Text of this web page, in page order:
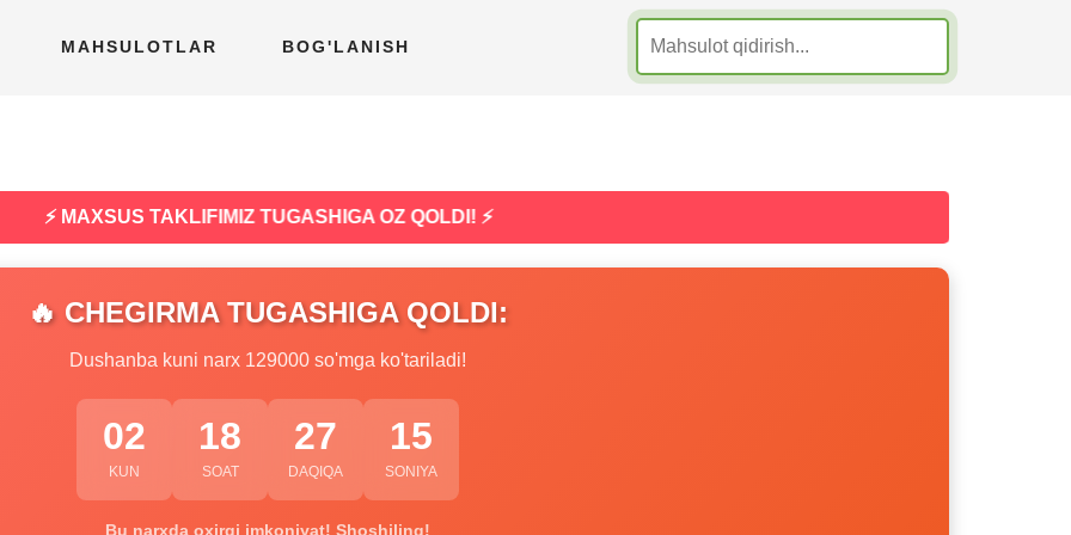
MAHSULOTLAR BOG'LANISH
⚡ MAXSUS TAKLIFIMIZ TUGASHIGA OZ QOLDI! ⚡
🔥 CHEGIRMA TUGASHIGA QOLDI:
Dushanba kuni narx 129000 so'mga ko'tariladi!
02
KUN
18
SOAT
27
DAQIQA
14
SONIYA
Bu narxda oxirgi imkoniyat! Shoshiling!